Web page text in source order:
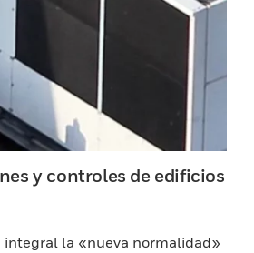
y controles de edificios
integral la «nueva normalidad»